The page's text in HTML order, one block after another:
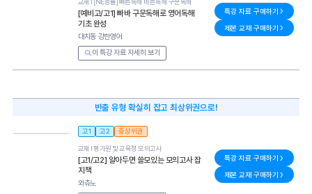
교재 l [NE능률] 빠른독해 바른독해 구문독해
[예비고/고1] 빠바 구문독해로 영어독해
기초 완성
대치동 강한영어
이 특강 자료 자세히 보기
특강 자료 구매하기
제본 교재 구매하기
빈출 유형 확실히 잡고 최상위권으로!
고1 고2 중상위권
교재 l평가원 및 교육청 모의고사
[고1/고2] 알아두면 쓸모있는 모의고사 잡
지책
와츄노
특강 자료 구매하기
제본 교재 구매하기